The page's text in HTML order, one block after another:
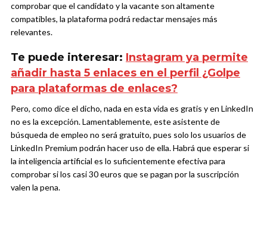
comprobar que el candidato y la vacante son altamente
compatibles, la plataforma podrá redactar mensajes más
relevantes.
Te puede interesar: Instagram ya permite
añadir hasta 5 enlaces en el perfil ¿Golpe
para plataformas de enlaces?
Pero, como dice el dicho, nada en esta vida es gratis y en LinkedIn
no es la excepción. Lamentablemente, este asistente de
búsqueda de empleo no será gratuito, pues solo los usuarios de
LinkedIn Premium podrán hacer uso de ella. Habrá que esperar si
la inteligencia artificial es lo suficientemente efectiva para
comprobar si los casi 30 euros que se pagan por la suscripción
valen la pena.